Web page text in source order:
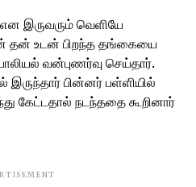
இருவரும் வெளியே
தன் உடன் பிறந்த தங்கையை
வன்புணர்வு செய்தார்.
பின்னர் பள்ளியில்
கேட்டதால் நடந்ததை கூறினார்